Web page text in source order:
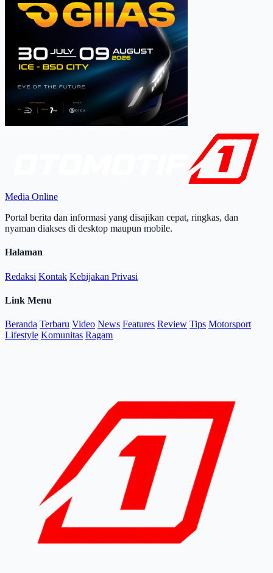
Media Online
Portal berita dan informasi yang disajikan cepat, ringkas, dan
nyaman diakses di desktop maupun mobile.
Halaman
Redaksi Kontak Kebijakan Privasi
Link Menu
Beranda Terbaru Video News Features Review Tips Motorsport
Lifestyle Komunitas Ragam